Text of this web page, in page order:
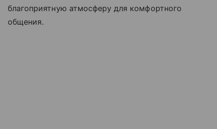
благоприятную атмосферу для комфортного
общения.